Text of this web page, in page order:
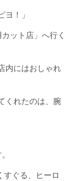
！」
ット店」へ行く
内にはおしゃれ
くれたのは、腕
すぐる、ヒーロ